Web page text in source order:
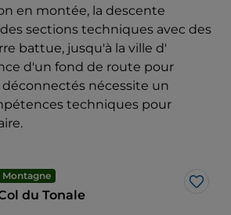
en montée, la descente
sections techniques avec des
battue, jusqu'à la ville d'
d'un fond de route pour
nécessite un
techniques pour
Montagne
du Tonale